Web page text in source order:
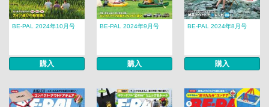
BE-PAL 2024年10月号
購入
BE-PAL 2024年9月号
購入
BE-PAL 2024年8月号
購入